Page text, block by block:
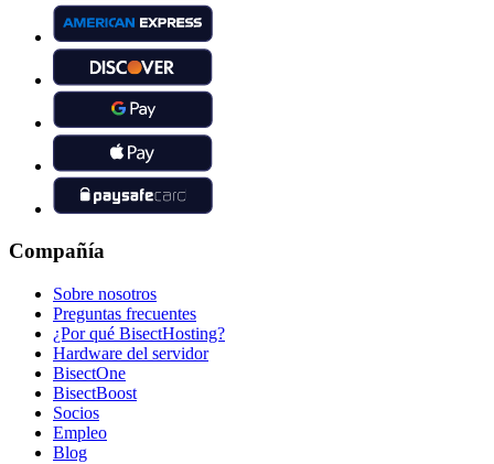
Compañía
Sobre nosotros
Preguntas frecuentes
¿Por qué BisectHosting?
Hardware del servidor
BisectOne
BisectBoost
Socios
Empleo
Blog